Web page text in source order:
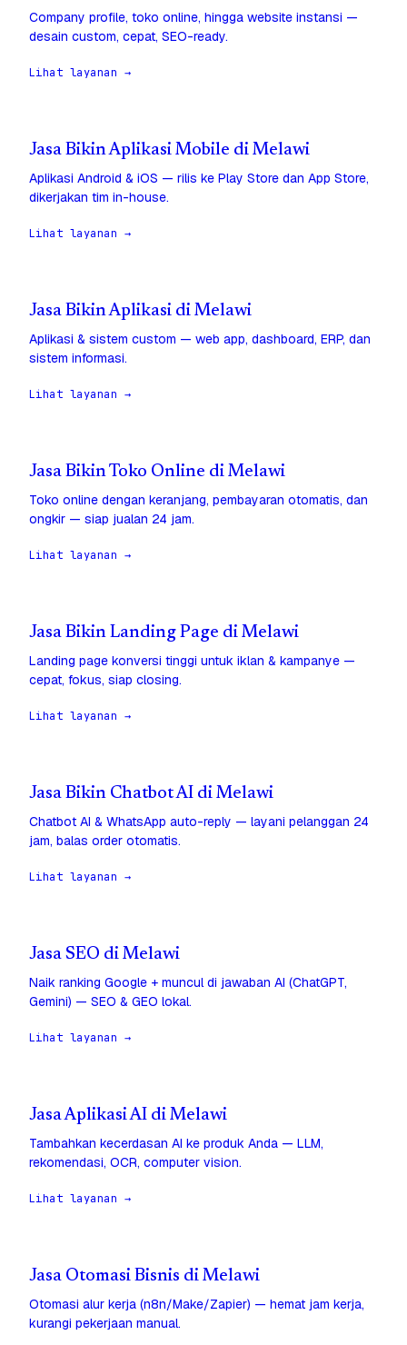
Company profile, toko online, hingga website instansi —
desain custom, cepat, SEO-ready.
Lihat layanan →
Jasa Bikin Aplikasi Mobile di Melawi
Aplikasi Android & iOS — rilis ke Play Store dan App Store,
dikerjakan tim in-house.
Lihat layanan →
Jasa Bikin Aplikasi di Melawi
Aplikasi & sistem custom — web app, dashboard, ERP, dan
sistem informasi.
Lihat layanan →
Jasa Bikin Toko Online di Melawi
Toko online dengan keranjang, pembayaran otomatis, dan
ongkir — siap jualan 24 jam.
Lihat layanan →
Jasa Bikin Landing Page di Melawi
Landing page konversi tinggi untuk iklan & kampanye —
cepat, fokus, siap closing.
Lihat layanan →
Jasa Bikin Chatbot AI di Melawi
Chatbot AI & WhatsApp auto-reply — layani pelanggan 24
jam, balas order otomatis.
Lihat layanan →
Jasa SEO di Melawi
Naik ranking Google + muncul di jawaban AI (ChatGPT,
Gemini) — SEO & GEO lokal.
Lihat layanan →
Jasa Aplikasi AI di Melawi
Tambahkan kecerdasan AI ke produk Anda — LLM,
rekomendasi, OCR, computer vision.
Lihat layanan →
Jasa Otomasi Bisnis di Melawi
Otomasi alur kerja (n8n/Make/Zapier) — hemat jam kerja,
kurangi pekerjaan manual.